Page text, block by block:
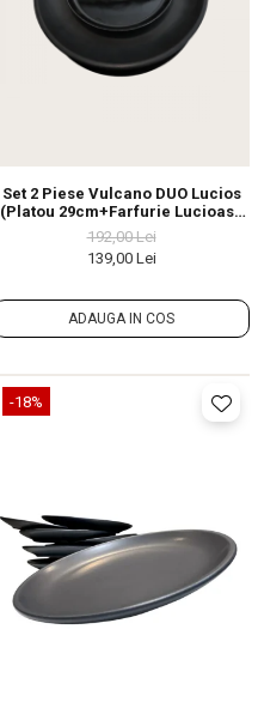
Set 2 Piese Vulcano DUO Lucios
(Platou 29cm+Farfurie Lucioasa
20cm)
192,00 Lei
139,00 Lei
ADAUGA IN COS
-18%